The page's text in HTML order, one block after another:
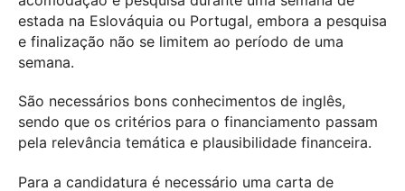
estada na Eslováquia ou Portugal, embora a pesquisa
e finalização não se limitem ao período de uma
semana.
São necessários bons conhecimentos de inglês,
sendo que os critérios para o financiamento passam
pela relevância temática e plausibilidade financeira.
Para a candidatura é necessário uma carta de